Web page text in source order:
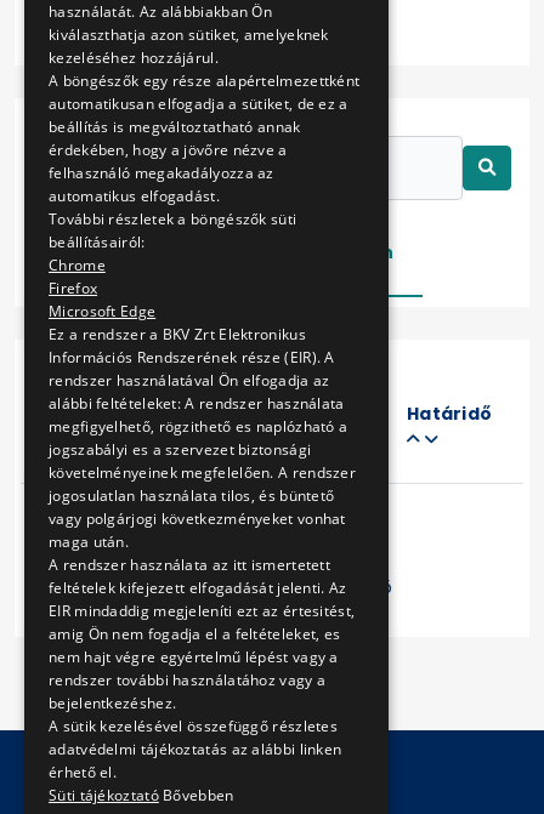
Folyamatban
Cím
Eljárás
száma
Határidő
Előző 1 Következő
használatát. Az alábbiakban Ön
kiválaszthatja azon sütiket, amelyeknek
kezeléséhez hozzájárul.
A böngészők egy része alapértelmezettként
automatikusan elfogadja a sütiket, de ez a
beállítás is megváltoztatható annak
érdekében, hogy a jövőre nézve a
felhasználó megakadályozza az
automatikus elfogadást.
További részletek a böngészők süti
beállításairól:
Chrome
Firefox
Microsoft Edge
Ez a rendszer a BKV Zrt Elektronikus
Információs Rendszerének része (EIR). A
rendszer használatával Ön elfogadja az
alábbi feltételeket: A rendszer használata
megfigyelhető, rögzithető es naplózható a
jogszabályi es a szervezet biztonsági
követelményeinek megfelelően. A rendszer
jogosulatlan használata tilos, és büntető
vagy polgárjogi következményeket vonhat
maga után.
A rendszer használata az itt ismertetett
feltételek kifejezett elfogadását jelenti. Az
EIR mindaddig megjeleníti ezt az értesitést,
amig Ön nem fogadja el a feltételeket, es
nem hajt végre egyértelmű lépést vagy a
rendszer további használatához vagy a
bejelentkezéshez.
A sütik kezelésével összefüggő részletes
adatvédelmi tájékoztatás az alábbi linken
érhető el.
Süti tájékoztató Bővebben